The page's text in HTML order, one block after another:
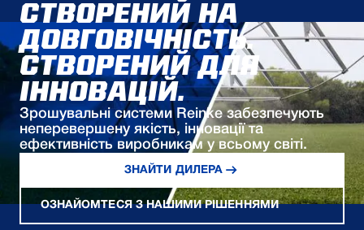
СТВОРЕНИЙ НА
ДОВГОВІЧНІСТЬ.
СТВОРЕНИЙ ДЛЯ
ІННОВАЦІЙ.
Зрошувальні системи Reinke забезпечують
неперевершену якість, інновації та
ефективність виробникам у всьому світі.
ЗНАЙТИ ДИЛЕРА
ОЗНАЙОМТЕСЯ З НАШИМИ РІШЕННЯМИ